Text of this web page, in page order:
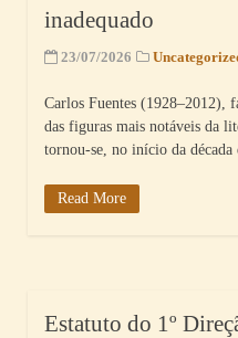
inadequado
23/07/2026
Carlos Fuentes (1928–2012),
das figuras mais notáveis da
tornou-se, no início da
Read More
Estatuto do 1º